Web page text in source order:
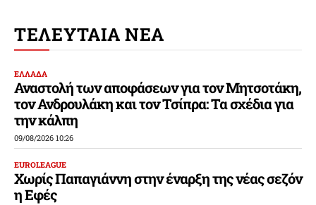
ΤΕΛΕΥΤΑΙΑ ΝΕΑ
ΕΛΛΑΔΑ
Αναστολή των αποφάσεων για τον Μητσοτάκη,
τον Ανδρουλάκη και τον Τσίπρα: Τα σχέδια για
την κάλπη
09/08/2026 10:26
EUROLEAGUE
Χωρίς Παπαγιάννη στην έναρξη της νέας σεζόν
η Εφές